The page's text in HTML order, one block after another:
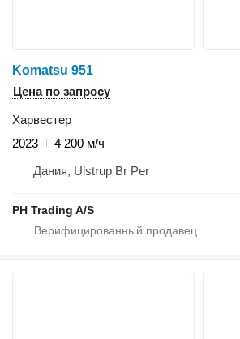
Komatsu 951
Цена по запросу
Харвестер
2023
4 200 м/ч
Дания, Ulstrup Br Per
PH Trading A/S